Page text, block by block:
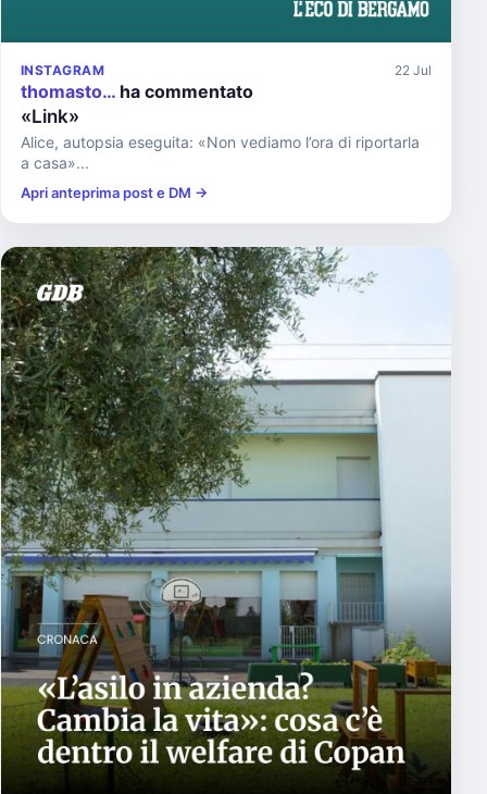
INSTAGRAM 22 Jul
thomasto… ha commentato
«Link»
Alice, autopsia eseguita: «Non vediamo l’ora di riportarla
a casa»...
Apri anteprima post e DM →